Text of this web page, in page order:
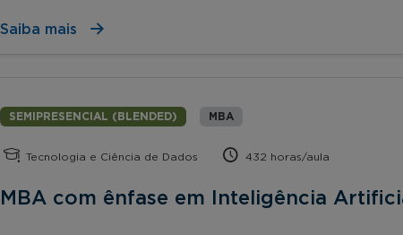
Saiba mais
SEMIPRESENCIAL (BLENDED) MBA
Tecnologia e Ciência de Dados 432 horas/aula
MBA com ênfase em Inteligência